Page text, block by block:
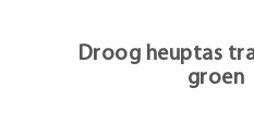
Droog heuptas
groen